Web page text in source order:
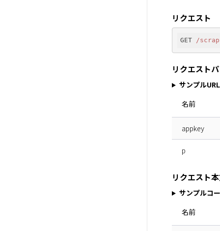
リクエスト
GET /
リクエスト
サンプルURL
名前
appkey
p
リクエスト
サンプルコ
名前